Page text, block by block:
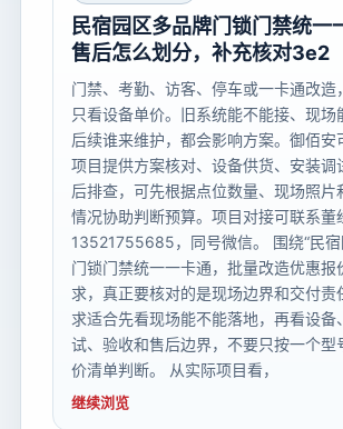
民宿园区多品牌门锁门禁统一
售后怎么划分，补充核对3e2
门禁、考勤、访客、停车或一卡通改造
只看设备单价。旧系统能不能接、现场
后续谁来维护，都会影响方案。御佰安
项目提供方案核对、设备供货、安装调
后排查，可先根据点位数量、现场照片
情况协助判断预算。项目对接可联系董
13521755685，同号微信。 围绕“民
门锁门禁统一一卡通，批量改造优惠报
求，真正要核对的是现场边界和交付责
求适合先看现场能不能落地，再看设备
试、验收和售后边界，不要只按一个型
价清单判断。 从实际项目看，
继续浏览